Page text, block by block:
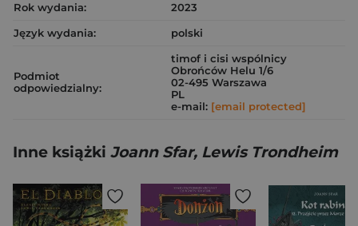
Rok wydania:
2023
Język wydania:
polski
Podmiot
odpowiedzialny:
timof i cisi wspólnicy
Obrońców Helu 1/6
02-495 Warszawa
PL
e-mail: [email protected]
Inne książki Joann Sfar, Lewis Trondheim